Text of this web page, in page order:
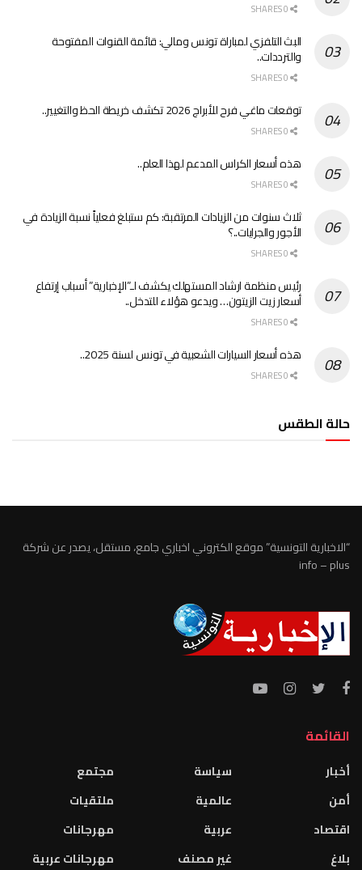
0 SHARES
البث التلفزي لمباراة تونس ومالي: قائمة القنوات المفتوحة
والترددات..
0 SHARES
توقعات ماغي فرح للأبراج 2026 تكشف خريطة الحظ والتغيير..
0 SHARES
هذه أسعار الكراس المدعم لهذا العام..
0 SHARES
ثلاث سنوات من الزيادات المرتقبة: كم ستبلغ فعلياً نسبة الزيادة في
الأجور والجرايات..؟
0 SHARES
رئيس منظمة ارشاد المستهلك يكشف لـ”الإخبارية” أسباب إرتفاع
أسعار زيت الزيتون… ويدعو هؤلاء للتدخل..
0 SHARES
هذه أسعار السيارات الشعبية في تونس لسنة 2025..
0 SHARES
حالة الطقس
“الاخبارية التونسية” موقع الكتروني اخباري جامع، مستقل، يصدر عن شركة
info – plus
القائمة
أخبار
أمن
اقتصاد
بلاغ
سياسة
عالمية
عربية
غير مصنف
مجتمع
ملتقيات
مهرجانات
مهرجانات عربية